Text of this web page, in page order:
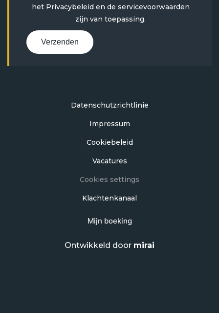
het Privacybeleid en de servicevoorwaarden
zijn van toepassing.
Verzenden
Datenschutzrichtlinie
Impressum
Cookiebeleid
Vacatures
Cookies settings
Klachtenkanaal
Mijn boeking
Ontwikkeld door mirai